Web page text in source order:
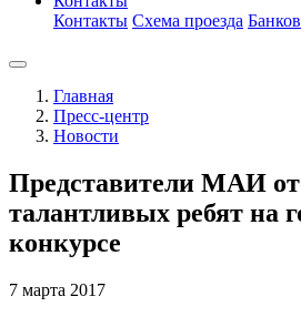
Контакты Схема проезда
Главная
Пресс-центр
Новости
Представители МАИ
талантливых ребят на
конкурсе
7 марта 2017